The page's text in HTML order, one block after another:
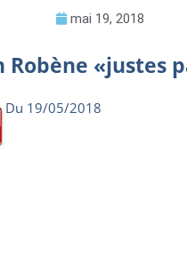
mai 19, 2018
Robène «justes
Du 19/05/2018